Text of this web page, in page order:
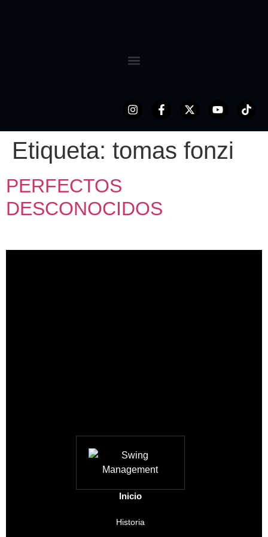
Etiqueta: tomas fonzi
PERFECTOS
DESCONOCIDOS
Inicio
Historia